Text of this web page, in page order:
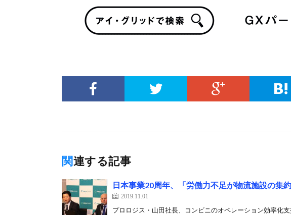
関連する記事
日本事業20周年、「労働力不足が物流施設の集
2019.11.01
プロロジス・山田社長、コンビニのオペレーション効率化